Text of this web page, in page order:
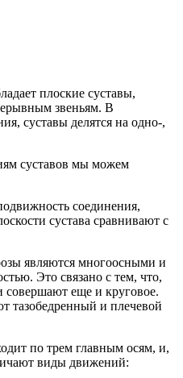
плоские суставы,
звеньям. В
суставы делятся на одно-,
соединения,
сустава сравнивают с
являются многоосными и
Это связано с тем, что,
еще и круговое.
тазобедренный и плечевой
по трем главным осям, и,
виды движений: